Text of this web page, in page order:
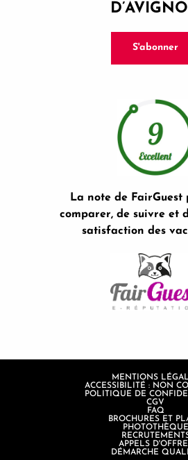
S'abonner
La note de FairGuest
comparer, de suivre et
satisfaction des
MENTIONS
ACCESSIBILITÉ : NON
POLITIQUE DE
CGV
FAQ
BROCHURES ET
PHOTOTHÈQUE
APPELS
DÉMARCHE